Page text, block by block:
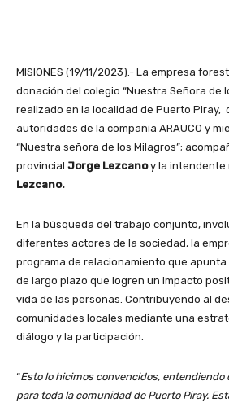
MISIONES (19/11/2023).- La empresa
donación del colegio “Nuestra Señora de
realizado en la localidad de Puerto Piray,
autoridades de la compañía ARAUCO y
“Nuestra señora de los Milagros”;
provincial Jorge Lezcanoy la intendente
Lezcano.
En la búsqueda del trabajo conjunto,
diferentes actores de la sociedad, la
programa de relacionamiento que
de largo plazo que logren un impacto
vida de las personas. Contribuyendo al
comunidades locales mediante una
diálogo y la participación.
“Esto lo hicimos convencidos, entendiendo
para toda la comunidad de Puerto Piray.